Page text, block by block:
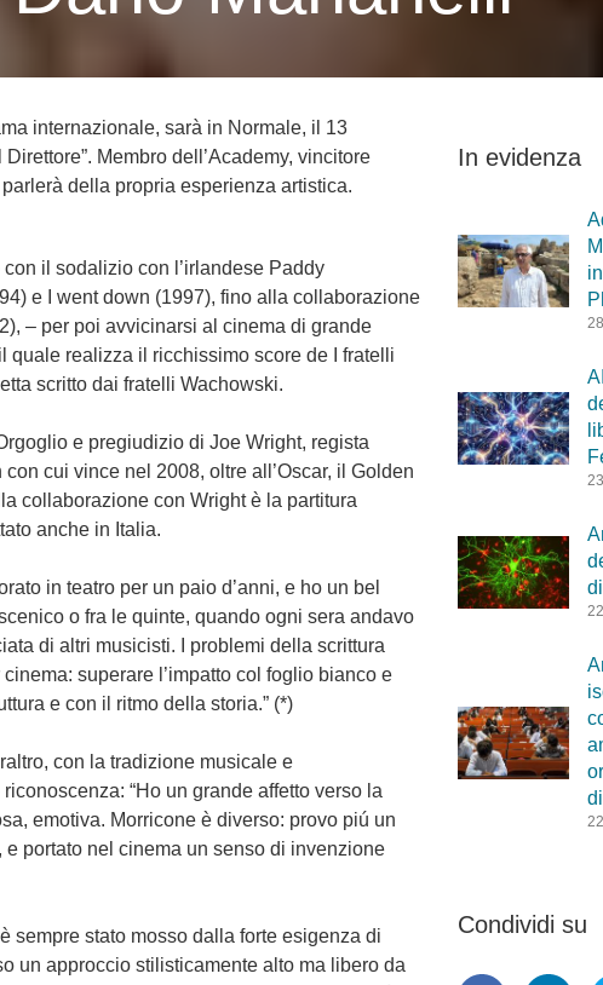
internazionale, sarà in Normale, il 13
Membro dell’Academy, vincitore
della propria esperienza artistica.
il sodalizio con l’irlandese Paddy
e I went down (1997), fino alla collaborazione
– per poi avvicinarsi al cinema di grande
quale realizza il ricchissimo score de I fratelli
scritto dai fratelli Wachowski.
e pregiudizio di Joe Wright, regista
cui vince nel 2008, oltre all’Oscar, il Golden
collaborazione con Wright è la partitura
anche in Italia.
in teatro per un paio d’anni, e ho un bel
o fra le quinte, quando ogni sera andavo
di altri musicisti. I problemi della scrittura
superare l’impatto col foglio bianco e
e con il ritmo della storia.” (*)
con la tradizione musicale e
“Ho un grande affetto verso la
emotiva. Morricone è diverso: provo piú un
portato nel cinema un senso di invenzione
sempre stato mosso dalla forte esigenza di
un approccio stilisticamente alto ma libero da
In evidenza
Condividi su